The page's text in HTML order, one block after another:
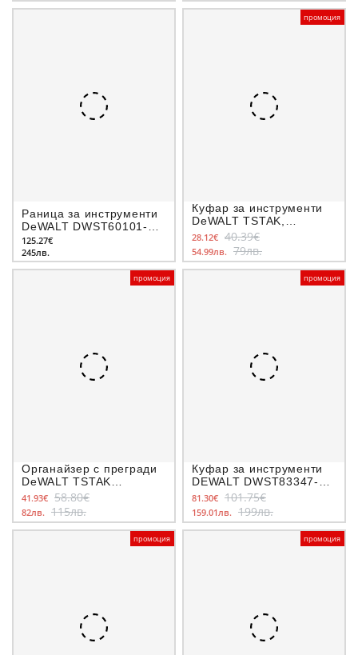
Раница за инструменти
DeWALT DWST60101-1 с
дръжка и колела
125.27€
245лв.
промоция
Куфар за инструменти
DeWALT TSTAK,
440X332X302 мм
28.12€ 40.39€
54.99лв. 79лв.
промоция
Органайзер с прегради
DeWALT TSTAK
DWST82968-1
41.93€ 58.80€
82лв. 115лв.
промоция
Куфар за инструменти
DEWALT DWST83347-1
TSTAK 2.0
81.30€ 101.75€
159.01лв. 199лв.
промоция промоция